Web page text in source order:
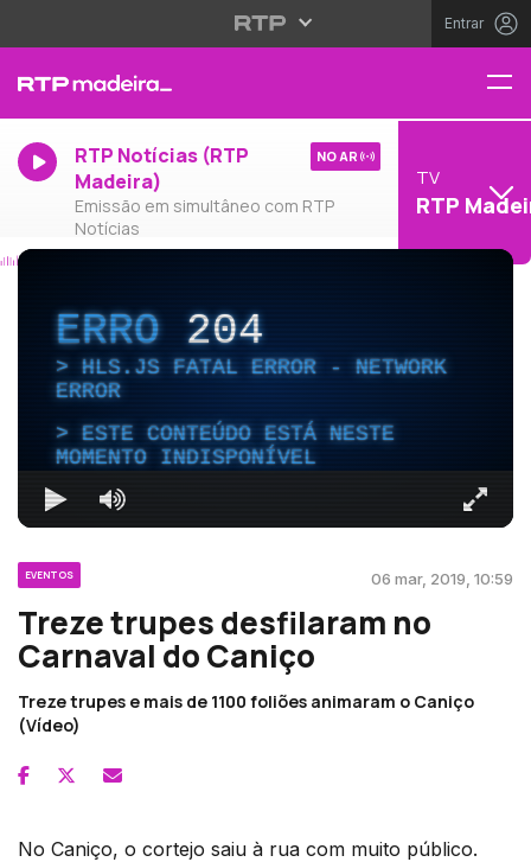
Entrar
RTP Notícias (RTP
Madeira)
Emissão em simultâneo com RTP
Notícias
NO AR
TV
RTP
ERRO204
HLS.JS FATAL ERROR - NETWORK
ERROR
ESTE CONTEÚDO ESTÁ NESTE
MOMENTO INDISPONÍVEL
EVENTOS 06 mar, 2019, 10:59
Treze trupes desfilaram no
Carnaval do Caniço
Treze trupes e mais de 1100 foliões animaram o Caniço
(Vídeo)
No Caniço, o cortejo saiu à rua com muito público.